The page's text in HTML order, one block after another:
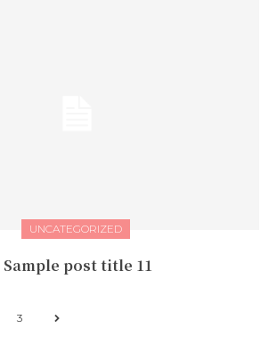
UNCATEGORIZED
Sample post title 11
3